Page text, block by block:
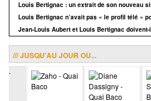
Louis Bertignac : un extrait de son nouveau
Louis Bertignac n’avait pas « le profil télé »
Jean-Louis Aubert et Louis Bertignac
/// JUSQU'AU JOUR OÙ...
.